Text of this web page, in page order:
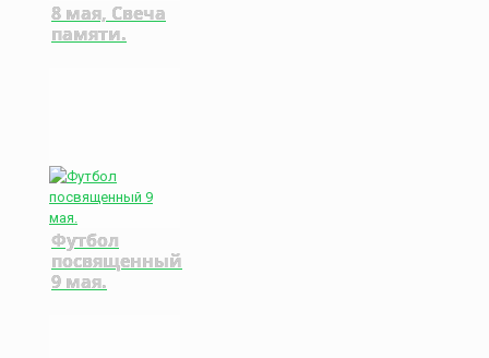
8 мая, Свеча
памяти.
Футбол
посвященный
9 мая.